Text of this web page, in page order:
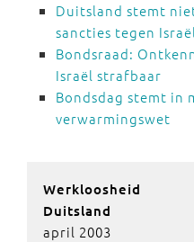
Duitsland stemt
sancties tegen Israël
Bondsraad:
Israël strafbaar
Bondsdag stemt in
verwarmingswet
Werkloosheid
Duitsland
april 2003